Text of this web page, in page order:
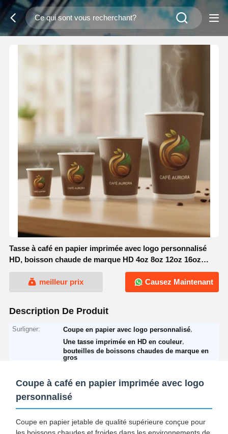
Tasse à café en papier imprimée avec logo personnalisé
HD, boisson chaude de marque HD 4oz 8oz 12oz 16oz
meilleur prix
Causez Maintenant
Description De Produit
Surligner: Coupe en papier avec logo personnalisé
Une tasse imprimée en HD en couleur
bouteilles de boissons chaudes de marque en
gros
Coupe à café en papier imprimée avec logo
personnalisé
Coupe en papier jetable de qualité supérieure conçue pour
les boissons chaudes et froides dans les environnements de